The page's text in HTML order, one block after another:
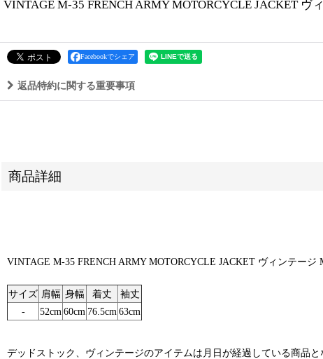
VINTAGE M-35 FRENCH ARMY MOTORCYCLE JACKET
Facebookでシェア
返品特約に関する重要事項
商品詳細
VINTAGE M-35 FRENCH ARMY MOTORCYCLE JACKET ヴィンテー
サイズ 肩幅 身幅 着丈
袖丈
-
52cm 60cm 76.5cm 63cm
デッドストック、ヴィンテージのアイテムは月日が経過している商品